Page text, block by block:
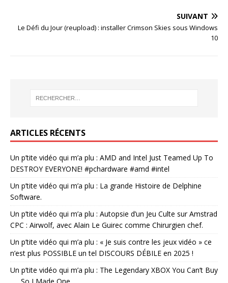
SUIVANT
Le Défi du Jour (reupload) : installer Crimson Skies sous Windows
10
ARTICLES RÉCENTS
Un p’tite vidéo qui m’a plu : AMD and Intel Just Teamed Up To
DESTROY EVERYONE! #pchardware #amd #intel
Un p’tite vidéo qui m’a plu : La grande Histoire de Delphine
Software.
Un p’tite vidéo qui m’a plu : Autopsie d’un Jeu Culte sur Amstrad
CPC : Airwolf, avec Alain Le Guirec comme Chirurgien chef.
Un p’tite vidéo qui m’a plu : « Je suis contre les jeux vidéo » ce
n’est plus POSSIBLE un tel DISCOURS DÉBILE en 2025 !
Un p’tite vidéo qui m’a plu : The Legendary XBOX You Can’t Buy